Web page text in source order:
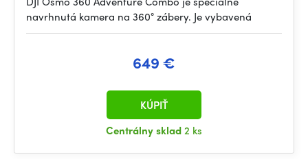
navrhnutá kamera na 360° zábery. Je vybavená
649 €
Centrálny sklad2 ks
KÚPIŤ